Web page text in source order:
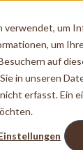
um
um
auf
in unseren
erfasst. Ein